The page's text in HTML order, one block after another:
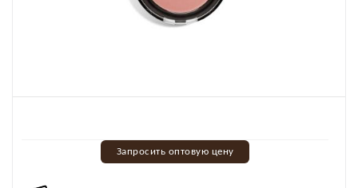
Запросить оптовую цену